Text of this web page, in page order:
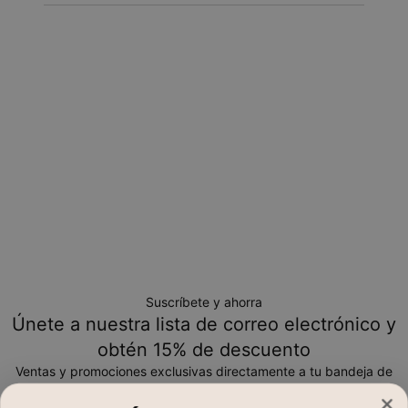
Suscríbete y ahorra
Únete a nuestra lista de correo electrónico y
obtén 15% de descuento
Ventas y promociones exclusivas directamente a tu bandeja de